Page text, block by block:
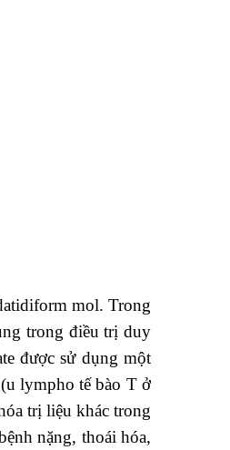
mol. Trong
trong điều trị duy
được sử dụng một
lympho tế bào T ở
trị liệu khác trong
nặng, thoái hóa,